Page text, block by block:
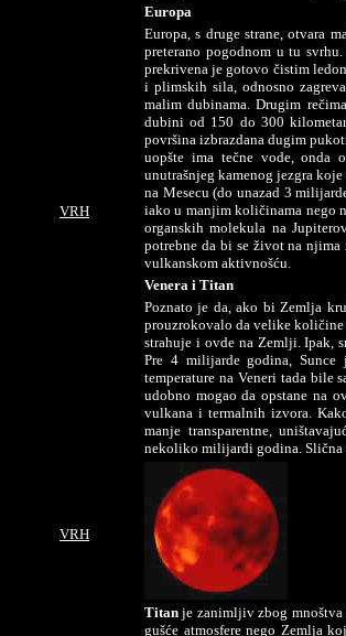
VRH
VRH
Europa
Europa, s druge strane, otvara
preterano pogodnom u tu
prekrivena je gotovo čistim
i plimskih sila, odnosno
malim dubinama. Drugim
dubini od 150 do 300
površina izbrazdana dugim
uopšte ima tečne vode, onda
unutrašnjeg kamenog jezgra
na Mesecu (do unazad 3
iako u manjim količinama nego
organskih molekula na
potrebne da bi se život na njima
vulkanskom aktivnošću.
Venera i Titan
Poznato je da, ako bi Zemlja
prouzrokovalo da velike količine
strahuje i ovde na Zemlji. Ipak,
Pre 4 milijarde godina,
temperature na Veneri tada bile
udobno mogao da opstane na
vulkana i termalnih izvora.
manje transparentne,
nekoliko milijardi godina. Slična
Titan je zanimljiv zbog mnoštva
gušće atmosfere nego Zemlja